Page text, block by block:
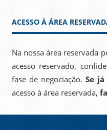
ACESSO À ÁREA
Na nossa área reservada
acesso reservado,
fase de negociação.Se já
acesso à área reservada,